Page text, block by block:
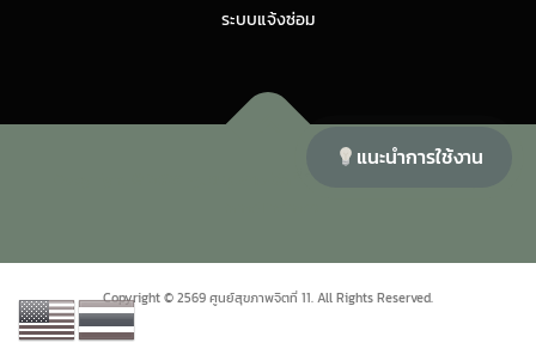
ระบบแจ้งซ่อม
Copyright © 2569 ศูนย์สุขภาพจิตที่ 11. All Rights Reserved.
แนะนำการใช้งาน